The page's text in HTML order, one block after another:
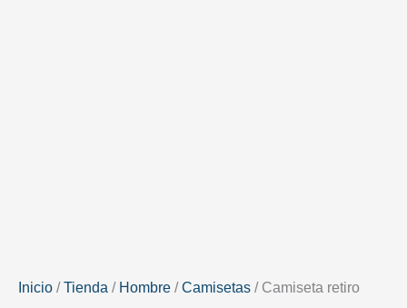
Inicio /Tienda / Hombre /Camisetas / Camiseta retiro